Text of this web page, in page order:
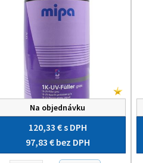
Na objednávku
120,33 €s DPH
97,83 € bez DPH